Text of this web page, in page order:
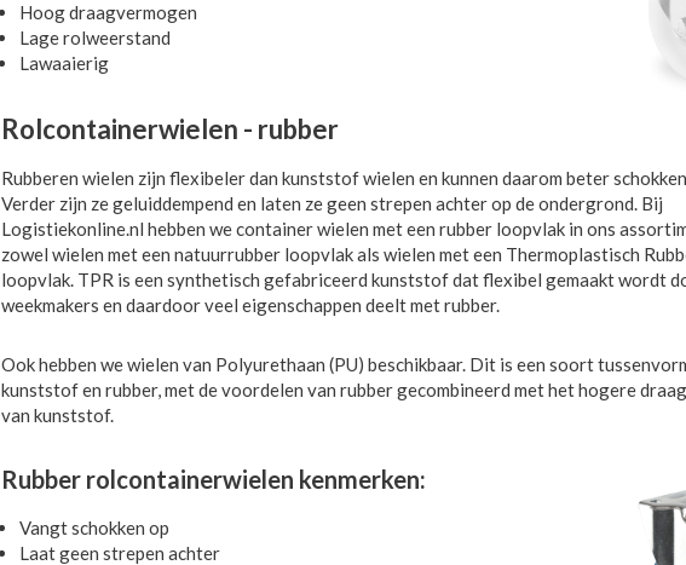
Hoog draagvermogen
Lage rolweerstand
Lawaaierig
Rolcontainerwielen - rubber
Rubberen wielen zijn flexibeler dan kunststof wielen en kunnen daarom beter
Verder zijn ze geluiddempend en laten ze geen strepen achter op de ondergrond. Bij
Logistiekonline.nl hebben we container wielen met een rubber loopvlak in ons
zowel wielen met een natuurrubber loopvlak als wielen met een Thermoplastisch
loopvlak. TPR is een synthetisch gefabriceerd kunststof dat flexibel gemaakt wordt
weekmakers en daardoor veel eigenschappen deelt met rubber.
Ook hebben we wielen van Polyurethaan (PU) beschikbaar. Dit is een soort
kunststof en rubber, met de voordelen van rubber gecombineerd met het hogere
van kunststof.
Rubber rolcontainerwielen kenmerken:
Vangt schokken op
Laat geen strepen achter